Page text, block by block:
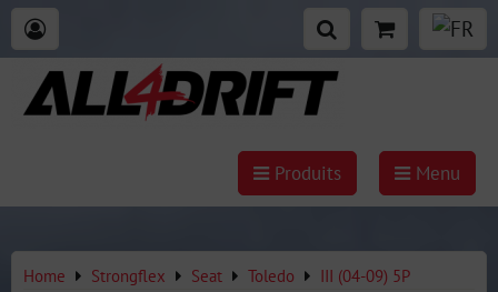
Produits Menu
Home Strongflex Seat Toledo III (04-09) 5P